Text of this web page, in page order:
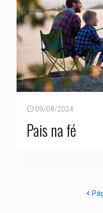
09/08/2024
Pais na fé